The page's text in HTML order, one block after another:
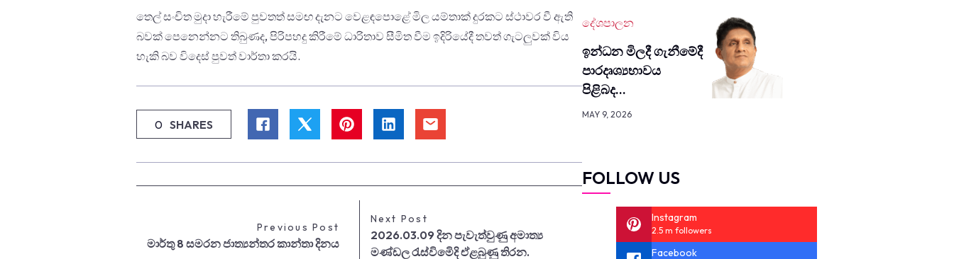
තෙල් සංචිත මුදා හැරීමේ පුවතත් සමඟ දැනට වෙළඳපොළේ මිල යම්තාක් දුරකට ස්ථාවර වී ඇති
බවක් පෙනෙන්නට තිබුණද, පිරිපහදු කිරීමේ ධාරිතාව සීමිත වීම ඉදිරියේදී තවත් ගැටලුවක් විය
හැකි බව විදෙස් පුවත් වාර්තා කරයි.
0 SHARES
Previous Post
මාර්තු 8 සමරන ජාත්‍යන්තර කාන්තා දිනය
Next Post
2026.03.09 දින පැවැත්වුණු අමාත්‍ය
මණ්ඩල රැස්විමෙිදි ඒළබුණු තිරන.
දේශපාලන
ඉන්ධන මිලදී ගැනී­මේදී
පාර­දෘ­ශ්‍ය­භා­වය
පිළිබද…
MAY 9, 2026
FOLLOW US
Instagram
2.5 m followers
Facebook